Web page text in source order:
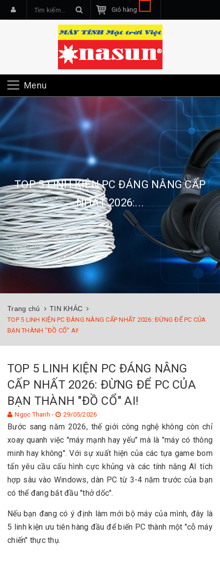
Giỏ hàng
Menu
TOP 5 LINH KIỆN PC ĐÁNG NÂNG CẤP
NHẤT 2026:...
Trang chủ TIN KHÁC
TOP 5 LINH KIỆN PC ĐÁNG NÂNG CẤP NHẤT 2026: ĐỪNG ĐỂ PC CỦA
BẠN THÀNH "ĐỒ CỔ" AI!
TOP 5 LINH KIỆN PC ĐÁNG NÂNG
CẤP NHẤT 2026: ĐỪNG ĐỂ PC CỦA
BẠN THÀNH "ĐỒ CỔ" AI!
Ngọc Thanh - 29/05/2026
Bước sang năm 2026, thế giới công nghệ không còn chỉ
xoay quanh việc "máy mạnh hay yếu" mà là "máy có thông
minh hay không". Với sự xuất hiện của các tựa game bom
tấn yêu cầu cấu hình cực khủng và các tính năng AI tích
hợp sâu vào Windows, dàn PC từ 3-4 năm trước của bạn
có thể đang bắt đầu "thở dốc".
Nếu bạn đang có ý định làm mới bộ máy của mình, đây là
5 linh kiện ưu tiên hàng đầu để biến PC thành một "cỗ máy
chiến" thực thụ.